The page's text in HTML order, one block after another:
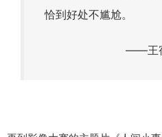
恰到好处不尴尬。
——王